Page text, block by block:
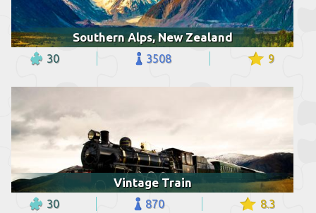
Southern Alps, New Zealand
30 3508 9
Vintage Train
30 870 8.3